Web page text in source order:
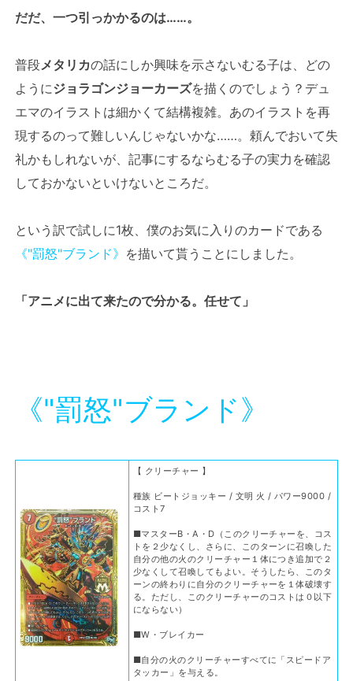
だだ、一つ引っかかるのは……。
普段メタリカの話にしか興味を示さないむる子は、どの
ようにジョラゴンジョーカーズを描くのでしょう？デュ
エマのイラストは細かくて結構複雑。あのイラストを再
現するのって難しいんじゃないかな……。頼んでおいて失
礼かもしれないが、記事にするならむる子の実力を確認
しておかないといけないところだ。
という訳で試しに1枚、僕のお気に入りのカードである
《"罰怒"ブランド》 を描いて貰うことにしました。
「アニメに出て来たので分かる。任せて」
《"罰怒"ブランド》
【 クリーチャー 】
種族 ビートジョッキー / 文明 火 / パワー9000 /
コスト7
■マスターB・A・D（このクリーチャーを、コス
トを２少なくし、さらに、このターンに召喚した
自分の他の火のクリーチャー１体につき追加で２
少なくして召喚してもよい。そうしたら、このタ
ーンの終わりに自分のクリーチャーを１体破壊す
る。ただし、このクリーチャーのコストは０以下
にならない）
■W・ブレイカー
■自分の火のクリーチャーすべてに「スピードア
タッカー」を与える。